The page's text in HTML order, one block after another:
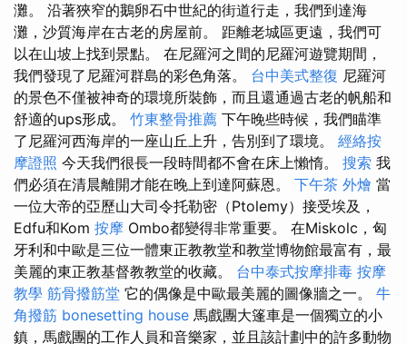
灘。 沿著狹窄的鵝卵石中世紀的街道行走，我們到達海
灘，沙質海岸在古老的房屋前。 距離老城區更遠，我們可
以在山坡上找到景點。 在尼羅河之間的尼羅河遊覽期間，
我們發現了尼羅河群島的彩色角落。 台中美式整復 尼羅河
的景色不僅被神奇的環境所裝飾，而且還通過古老的帆船和
舒適的ups形成。 竹東整骨推薦 下午晚些時候，我們瞄準
了尼羅河西海岸的一座山丘上升，告別到了環境。 經絡按
摩證照 今天我們很長一段時間都不會在床上懶惰。 搜索 我
們必須在清晨離開才能在晚上到達阿蘇恩。 下午茶 外燴 當
一位大帝的亞歷山大司令托勒密（Ptolemy）接受埃及，
Edfu和Kom 按摩 Ombo都變得非常重要。 在Miskolc，匈
牙利和中歐是三位一體東正教教堂和教堂博物館最富有，最
美麗的東正教基督教教堂的收藏。 台中泰式按摩排毒 按摩
教學 筋骨撥筋堂 它的偶像是中歐最美麗的圖像牆之一。 牛
角撥筋 bonesetting house 馬戲團大篷車是一個獨立的小
鎮，馬戲團的工作人員和音樂家，並且該計劃中的許多動物